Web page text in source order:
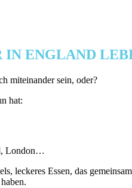
ENGLAND
miteinander sein, oder?
hat:
London…
leckeres Essen, das